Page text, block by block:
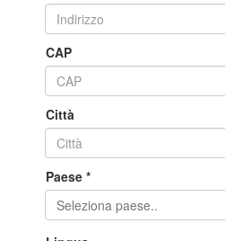
CAP
Città
Paese *